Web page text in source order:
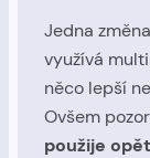
Jedna
využívá
něco lepší
Ovšem
použije